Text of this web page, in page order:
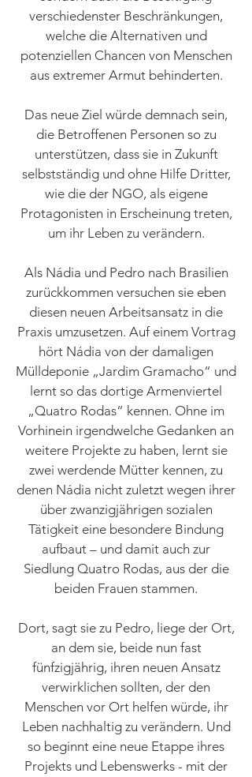
verschiedenster Beschränkungen,
welche die Alternativen und
potenziellen Chancen von Menschen
aus extremer Armut behinderten.
Das neue Ziel würde demnach sein,
die Betroffenen Personen so zu
unterstützen, dass sie in Zukunft
selbstständig und ohne Hilfe Dritter,
wie die der NGO, als eigene
Protagonisten in Erscheinung treten,
um ihr Leben zu verändern.
Als Nádia und Pedro nach Brasilien
zurückkommen versuchen sie eben
diesen neuen Arbeitsansatz in die
Praxis umzusetzen. Auf einem Vortrag
hört Nádia von der damaligen
Mülldeponie „Jardim Gramacho“ und
lernt so das dortige Armenviertel
„Quatro Rodas“ kennen. Ohne im
Vorhinein irgendwelche Gedanken an
weitere Projekte zu haben, lernt sie
zwei werdende Mütter kennen, zu
denen Nádia nicht zuletzt wegen ihrer
über zwanzigjährigen sozialen
Tätigkeit eine besondere Bindung
aufbaut – und damit auch zur
Siedlung Quatro Rodas, aus der die
beiden Frauen stammen.
Dort, sagt sie zu Pedro, liege der Ort,
an dem sie, beide nun fast
fünfzigjährig, ihren neuen Ansatz
verwirklichen sollten, der den
Menschen vor Ort helfen würde, ihr
Leben nachhaltig zu verändern. Und
so beginnt eine neue Etappe ihres
Projekts und Lebenswerks - mit der